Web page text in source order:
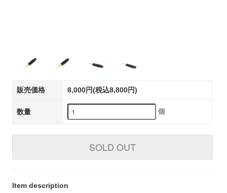
販売価格 8,000円(税込8,800円)
数量 個
SOLD OUT
Item description